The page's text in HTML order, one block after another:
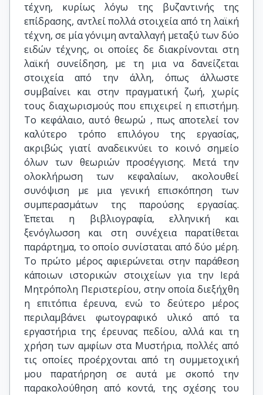
τέχνη, κυρίως λόγω της βυζαντινής της
επίδρασης, αντλεί πολλά στοιχεία από τη λαϊκή
τέχνη, σε μία γόνιμη ανταλλαγή μεταξύ των δύο
ειδών τέχνης, οι οποίες δε διακρίνονται στη
λαϊκή συνείδηση, με τη μια να δανείζεται
στοιχεία από την άλλη, όπως άλλωστε
συμβαίνει και στην πραγματική ζωή, χωρίς
τους διαχωρισμούς που επιχειρεί η επιστήμη.
Το κεφάλαιο, αυτό θεωρώ , πως αποτελεί τον
καλύτερο τρόπο επιλόγου της εργασίας,
ακριβώς γιατί αναδεικνύει το κοινό σημείο
όλων των θεωριών προσέγγισης. Μετά την
ολοκλήρωση των κεφαλαίων, ακολουθεί
συνόψιση με μια γενική επισκόπηση των
συμπερασμάτων της παρούσης εργασίας.
Έπεται η βιβλιογραφία, ελληνική και
ξενόγλωσση και στη συνέχεια παρατίθεται
παράρτημα, το οποίο συνίσταται από δύο μέρη.
Το πρώτο μέρος αφιερώνεται στην παράθεση
κάποιων ιστορικών στοιχείων για την Ιερά
Μητρόπολη Περιστερίου, στην οποία διεξήχθη
η επιτόπια έρευνα, ενώ το δεύτερο μέρος
περιλαμβάνει φωτογραφικό υλικό από τα
εργαστήρια της έρευνας πεδίου, αλλά και τη
χρήση των αμφίων στα Μυστήρια, πολλές από
τις οποίες προέρχονται από τη συμμετοχική
μου παρατήρηση σε αυτά με σκοπό την
παρακολούθηση από κοντά, της σχέσης του